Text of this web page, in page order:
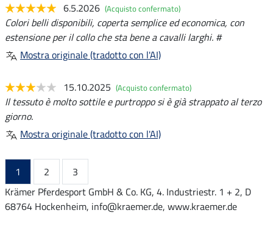
6.5.2026 (Acquisto confermato)
Colori belli disponibili, coperta semplice ed economica, con
estensione per il collo che sta bene a cavalli larghi. #
Mostra originale (tradotto con l'AI)
15.10.2025 (Acquisto confermato)
Il tessuto è molto sottile e purtroppo si è già strappato al terzo
giorno.
Mostra originale (tradotto con l'AI)
1 2
3
Krämer Pferdesport GmbH & Co. KG, 4. Industriestr. 1 + 2, D
68764 Hockenheim, info@kraemer.de, www.kraemer.de